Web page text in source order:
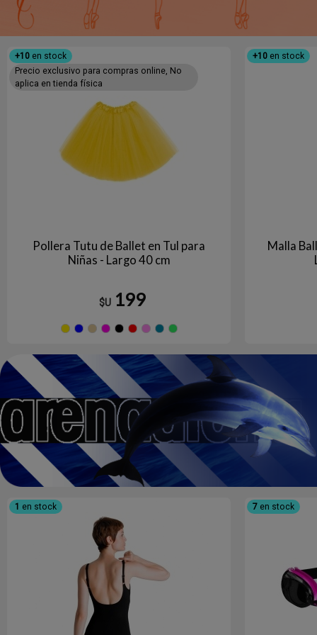
+10 en stock
Precio exclusivo para compras online, No
aplica en tienda física
Pollera Tutu de Ballet en Tul para
Niñas - Largo 40 cm
$U 199
Amarillo
AzulBeigeFucsiaNegro
+10 en stock
Malla
1 en stock 7 en stock